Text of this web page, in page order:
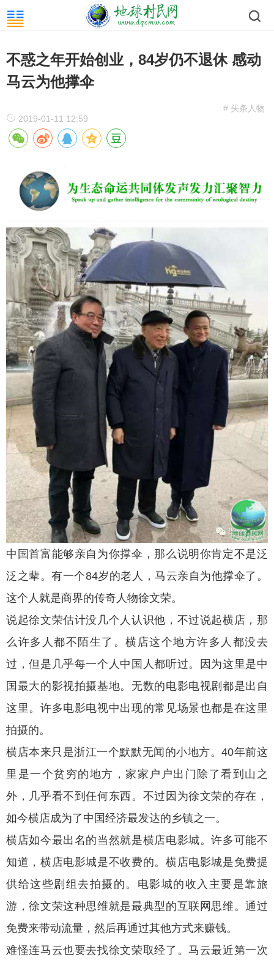
不惑之年开始创业，84岁仍不退休 感动
马云为他撑伞
# 头条人物
2019-01-11 12:59
中国首富能够亲自为你撑伞，那么说明你肯定不是泛
泛之辈。有一个84岁的老人，马云亲自为他撑伞了。
这个人就是商界的传奇人物徐文荣。
说起徐文荣估计没几个人认识他，不过说起横店，那
么许多人都不陌生了。横店这个地方许多人都没去
过，但是几乎每一个人中国人都听过。因为这里是中
国最大的影视拍摄基地。无数的电影电视剧都是出自
这里。许多电影电视中出现的常见场景也都是在这里
拍摄的。
横店本来只是浙江一个默默无闻的小地方。40年前这
里是一个贫穷的地方，家家户户出门除了看到山之
外，几乎看不到任何东西。不过因为徐文荣的存在，
如今横店成为了中国经济最发达的乡镇之一。
横店如今最出名的当然就是横店电影城。许多可能不
知道，横店电影城是不收费的。横店电影城是免费提
供给这些剧组去拍摄的。电影城的收入主要是靠旅
游，徐文荣这种思维就是最典型的互联网思维。通过
免费来带动流量，然后再通过其他方式来赚钱。
难怪连马云也要去找徐文荣取经了。马云最近第一次